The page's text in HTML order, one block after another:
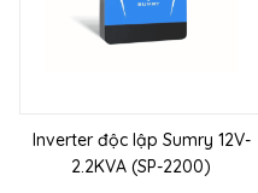
Inverter độc lập Sumry 12V-
2.2KVA (SP-2200)